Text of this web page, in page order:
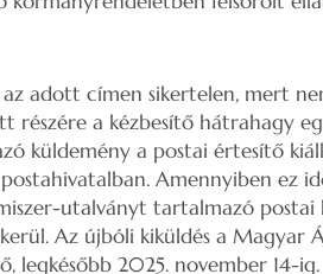
az adott címen sikertelen, mert
részére a kézbesítő hátrahagy
küldemény a postai értesítő
Amennyiben ez
utalványt tartalmazó
kerül. Az újbóli kiküldés a
legkésőbb 2025. november 14-ig.